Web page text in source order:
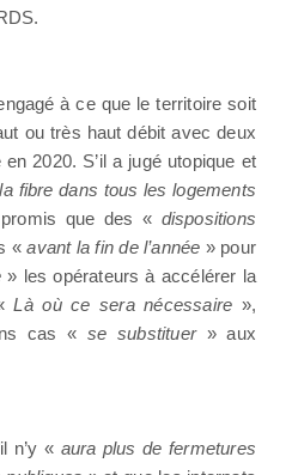
à ce que le territoire soit
ou très haut débit avec deux
en 2020. S’il a jugé utopique et
fibre dans tous les logements
que des « dispositions
«avant la fin de l’année » pour
» les opérateurs à accélérer la
Là où ce sera nécessaire »,
cas «se substituer » aux
n’y « aura plus de fermetures